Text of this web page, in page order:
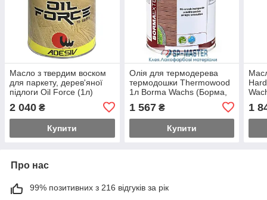
Масло з твердим воском
для паркету, дерев'яної
підлоги Oil Force (1л)
2 040 ₴
Купити
Олія для термодерева
термодошки Thermowood
1л Borma Wachs (Борма,
1 567₴
Купити
1
Про нас
99% позитивних з 216 відгуків за рік